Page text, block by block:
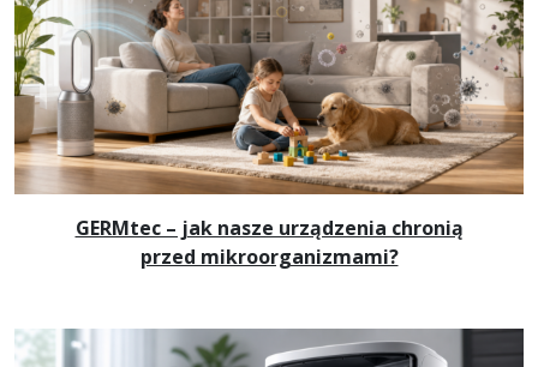
GERMtec – jak nasze urządzenia chronią
przed mikroorganizmami?